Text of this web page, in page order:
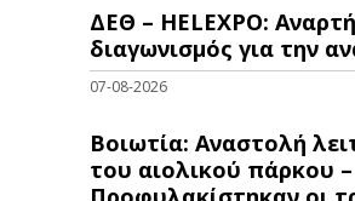
ΔΕΘ – HELEXPO:
διαγωνισμός για την
07-08-2026
Βοιωτία: Αναστολή
του αιολικού πάρκου –